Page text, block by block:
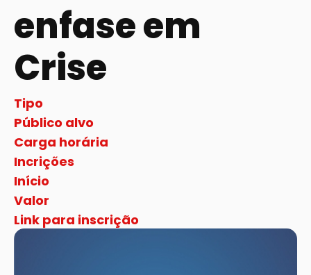
enfase em
Crise
Tipo
Público alvo
Carga horária
Incrições
Início
Valor
Link para inscrição